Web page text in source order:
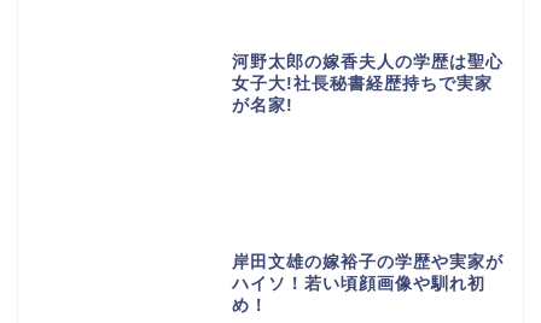
河野太郎の嫁香夫人の学歴は聖心
女子大!社長秘書経歴持ちで実家
が名家!
岸田文雄の嫁裕子の学歴や実家が
ハイソ！若い頃顔画像や馴れ初
め！